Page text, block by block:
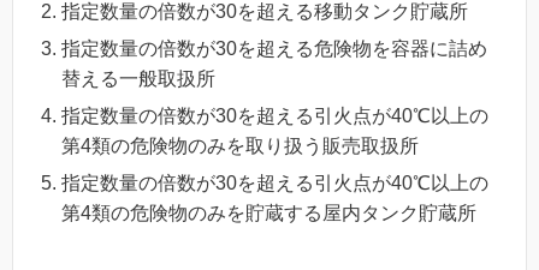
指定数量の倍数が30を超える移動タンク貯蔵所
指定数量の倍数が30を超える危険物を容器に詰め
替える一般取扱所
指定数量の倍数が30を超える引火点が40℃以上の
第4類の危険物のみを取り扱う販売取扱所
指定数量の倍数が30を超える引火点が40℃以上の
第4類の危険物のみを貯蔵する屋内タンク貯蔵所